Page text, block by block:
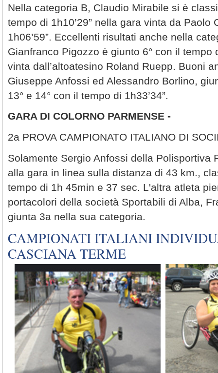
Nella categoria B, Claudio Mirabile si è
tempo di 1h10’29” nella gara vinta da Paolo
1h06’59”. Eccellenti risultati anche nella
Gianfranco Pigozzo è giunto 6° con il tempo
vinta dall’altoatesino Roland Ruepp. Buoni
Giuseppe Anfossi ed Alessandro Borlino,
13° e 14° con il tempo di 1h33’34”.
GARA DI COLORNO PARMENSE -
2a PROVA CAMPIONATO ITALIANO DI
Solamente Sergio Anfossi della Polisportiva
alla gara in linea sulla distanza di 43 km.,
tempo di 1h 45min e 37 sec. L'altra atleta
portacolori della società Sportabili di Alba,
giunta 3a nella sua categoria.
CAMPIONATI ITALIANI
CASCIANA TERME